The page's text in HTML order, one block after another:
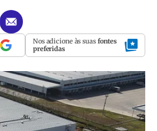
Nos adicione às suas fontes
preferidas